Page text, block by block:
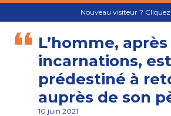
Nouveau visiteur ? Cliquez
L’homme,
incarnations, est
prédestiné à
auprès de son
10 juin 2021